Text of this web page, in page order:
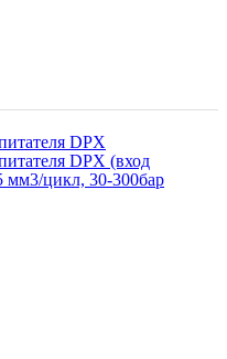
DPX
DPX (вход
цикл, 30-300бар